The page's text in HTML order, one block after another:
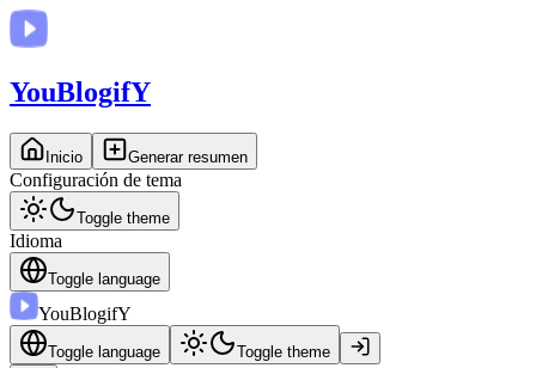
YouBlogifY
Inicio Generar resumen
Configuración de tema
Toggle theme
Idioma
Toggle language
YouBlogifY
Toggle language Toggle theme